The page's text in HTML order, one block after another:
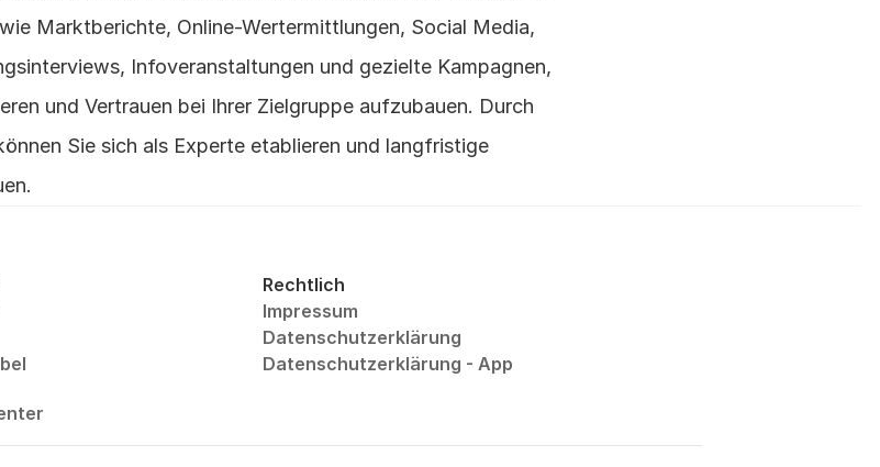
Marktberichte, Online-Wertermittlungen, Social Media,
Infoveranstaltungen und gezielte Kampagnen,
und Vertrauen bei Ihrer Zielgruppe aufzubauen. Durch
Sie sich als Experte etablieren und langfristige
Rechtlich
Impressum
Datenschutzerklärung
Datenschutzerklärung - App